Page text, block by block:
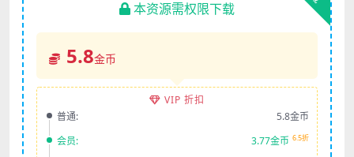
本资源需权限下载
5.8金币
VIP 折扣
普通:
5.8金币
会员:
3.77金币 6.5折